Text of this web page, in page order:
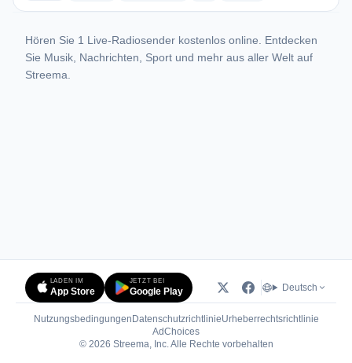
Hören Sie 1 Live-Radiosender kostenlos online. Entdecken
Sie Musik, Nachrichten, Sport und mehr aus aller Welt auf
Streema.
LADEN IM
App Store
JETZT BEI
Google Play Deutsch
Nutzungsbedingungen DatenschutzrichtlinieUrheberrechtsrichtlinie
AdChoices(öffnet in neuem Tab)
© 2026 Streema, Inc. Alle Rechte vorbehalten